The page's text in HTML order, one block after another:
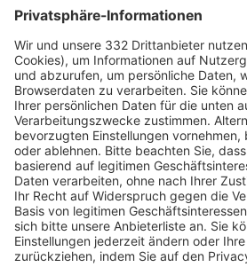
HÄUFIG BESUCHTE SEITEN
Pässe und Vereinswechsel
Trainerausbildung
Schulungsangebot Vereinsmitarbeiter
BFV-Geschäftsstellen
Trainerbörse
Login SpielPlus
FOLGE DEM BFV